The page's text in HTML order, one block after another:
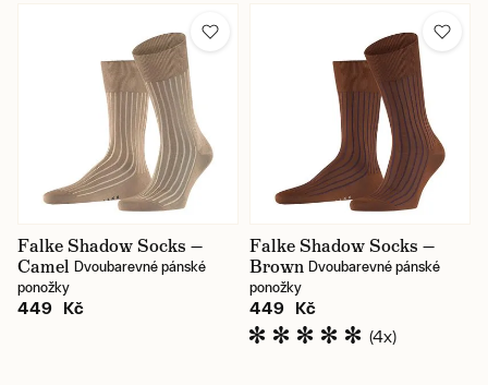
Falke Shadow Socks —
Camel Dvoubarevné pánské
ponožky
449 Kč
Falke Shadow Socks —
Brown Dvoubarevné pánské
ponožky
449 Kč
(4x)